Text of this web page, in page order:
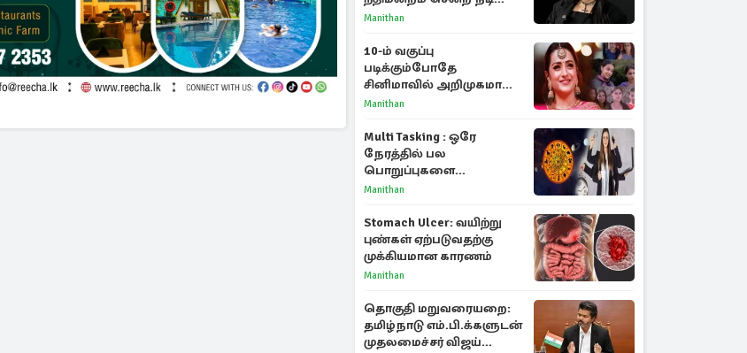
ஸ்ருதி ஹாசன்!
Manithan
10-ம் வகுப்பு
படிக்கும்போதே
சினிமாவில் அறிமுகமான
த்ரிஷா! உண்மையை
காந்தி
Manithan
Multi Tasking : ஒரே
நேரத்தில் பல
பொறுப்புகளை
கையாளும் டாப் 3 ராசிகள்!
Manithan
Stomach Ulcer: வயிற்று
புண்கள் ஏற்படுவதற்கு
முக்கியமான காரணம்
Manithan
தொகுதி மறுவரையறை:
தமிழ்நாடு எம்.பி.க்களுடன்
முதலமைச்சர் விஜய்